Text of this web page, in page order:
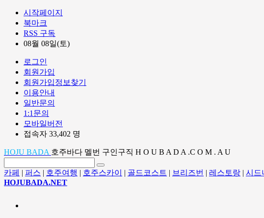
시작페이지
북마크
RSS 구독
08월 08일(토)
로그인
회원가입
회원가입정보찾기
이용안내
일반문의
1:1문의
모바일버전
접속자 33,402 명
HOJU BADA 호주바다 멜번 구인구직 H O U B A D A .C O M . A U
카페 | 퍼스 | 호주여행 | 호주스카이 | 골드코스트 | 브리즈번 | 레스토랑 | 시드
HOJUBADA.NET